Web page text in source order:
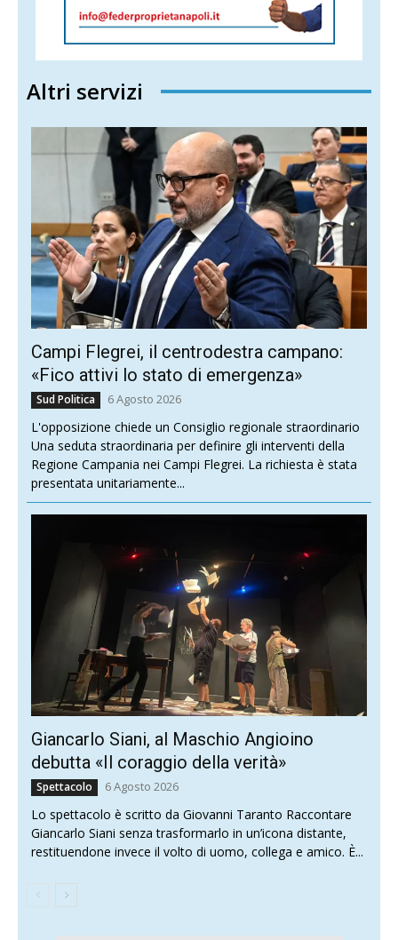
Altri servizi
Campi Flegrei, il centrodestra campano:
«Fico attivi lo stato di emergenza»
Sud Politica 6 Agosto 2026
L'opposizione chiede un Consiglio regionale straordinario
Una seduta straordinaria per definire gli interventi della
Regione Campania nei Campi Flegrei. La richiesta è stata
presentata unitariamente...
Giancarlo Siani, al Maschio Angioino
debutta «Il coraggio della verità»
Spettacolo 6 Agosto 2026
Lo spettacolo è scritto da Giovanni Taranto Raccontare
Giancarlo Siani senza trasformarlo in un’icona distante,
restituendone invece il volto di uomo, collega e amico. È...